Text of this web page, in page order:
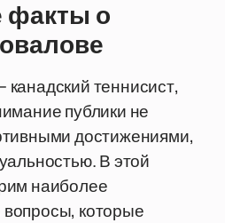
факты о
теннисист,
публики не
достижениями,
В этой
наиболее
которые